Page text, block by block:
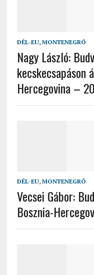
DÉL-EU, MONTENEGRÓ
Nagy László:
kecskecsapáson
Hercegovina –
DÉL-EU, MONTENEGRÓ
Vecsei Gábor:
Bosznia-